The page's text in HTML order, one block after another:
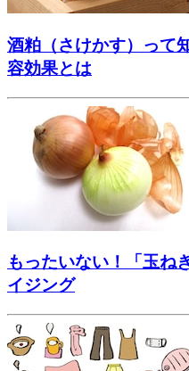
酒粕（さけかす）って
容効果とは
もったいない！「玉ね
イジング